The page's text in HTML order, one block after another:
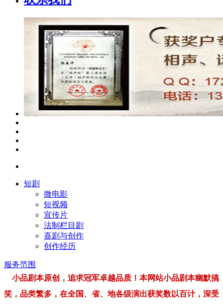
短剧
微电影
短视频
宣传片
法制栏目剧
喜剧与创作
创作经历
服务范围
小品剧本原创，追求冠军卓越品质！本网站小品剧本幽默搞
笑，品类繁多，在全国、省、地各级演出获奖数以百计，深受